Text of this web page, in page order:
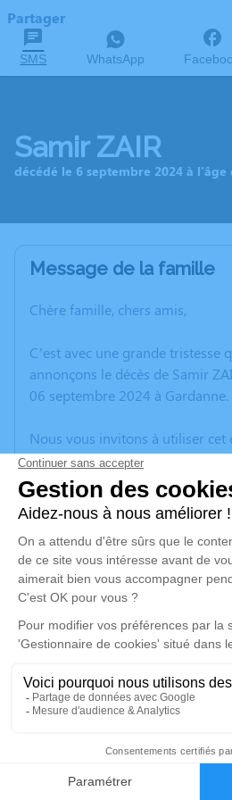
Faire-part
Partager
SMS WhatsApp
Samir ZAIR
décédé le 6 septembre 2024 à l'âge
Message de la famille
Chère famille, chers amis,
C’est avec une grande tristesse
annonçons le décès de Samir
06 septembre 2024 à Gardanne.
Nous vous invitons à utiliser cet
vos condoléances, partager des
anecdote ou exprimer vos
poèmes ou des textes. Cet
d'expression dédié à honorer la
ZAIR.
Un service de plantation
disponible ici.
Crémation
Crématorium de
de Provence d'Aix-en-